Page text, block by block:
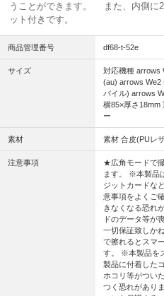
うことができます。 また、内側に
ット付きです。
商品管理番号 df68-t-52e
サイズ
対応機種 arrows
(au) arrows We2
バイル) arrows
横85×厚さ18mm
ー
素材 素材 合皮(PUレ
注意事項
★広角モードで
ます。 ※本製品
ジットカードな
意事項をよくご
きなくなる恐れ
ドのデータ等が
一切保証致しか
で擦れるとスマ
す。 ※本製品を
製品に付着した
ホコリ等がつい
つく恐れがあり